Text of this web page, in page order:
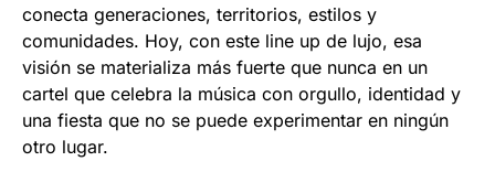
conecta generaciones, territorios, estilos y
comunidades. Hoy, con este line up de lujo, esa
visión se materializa más fuerte que nunca en un
cartel que celebra la música con orgullo, identidad y
una fiesta que no se puede experimentar en ningún
otro lugar.